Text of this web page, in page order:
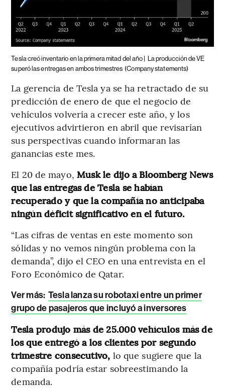
Tesla creó inventario en la primera mitad del año | La producción de VE
superó las entregas en ambos trimestres (Company statements)
La gerencia de Tesla ya se ha retractado de su
predicción de enero de que el negocio de
vehículos volvería a crecer este año, y los
ejecutivos advirtieron en abril que revisarían
sus perspectivas cuando informaran las
ganancias este mes.
El 20 de mayo, Musk le dijo a Bloomberg News
que las entregas de Tesla se habían
recuperado y que la compañía no anticipaba
ningún déficit significativo en el futuro.
“Las cifras de ventas en este momento son
sólidas y no vemos ningún problema con la
demanda”, dijo el CEO en una entrevista en el
Foro Económico de Qatar.
Ver más: Tesla lanza su robotaxi entre un primer
grupo de pasajeros que incluyó a inversores
Tesla produjo más de 25.000 vehículos más de
los que entregó a los clientes por segundo
trimestre consecutivo, lo que sugiere que la
compañía podría estar sobreestimando la
demanda.